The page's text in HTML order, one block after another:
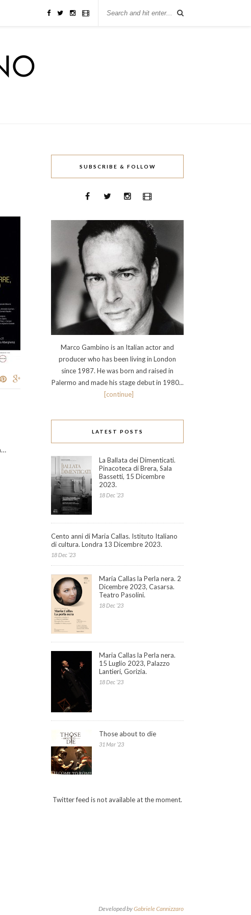
SUBSCRIBE & FOLLOW
Marco Gambino is an Italian actor and
producer who has been living in London
since 1987. He was born and raised in
Palermo and made his stage debut in 1980...
[continue]
LATEST POSTS
La Ballata dei Dimenticati.
Pinacoteca di Brera, Sala
Bassetti, 15 Dicembre
2023.
18 Dec ’23
Cento anni di Maria Callas. Istituto Italiano
di cultura. Londra 13 Dicembre 2023.
18 Dec ’23
Maria Callas la Perla nera. 2
Dicembre 2023, Casarsa.
Teatro Pasolini.
18 Dec ’23
Maria Callas la Perla nera.
15 Luglio 2023, Palazzo
Lantieri, Gorizia.
18 Dec ’23
Those about to die
31 Mar ’23
Twitter feed is not available at the moment.
Developed byGabriele Cannizzaro